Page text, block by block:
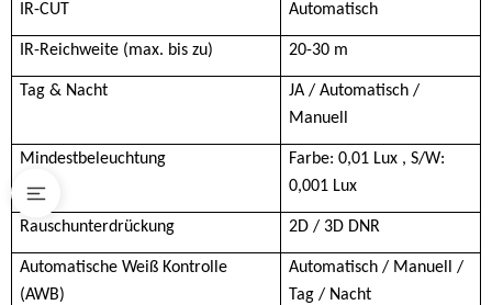
IR-CUT Automatisch
IR-Reichweite (max. bis zu) 20-30 m
Tag & Nacht
JA / Automatisch /
Manuell
Mindestbeleuchtung
Farbe: 0,01 Lux , S/W:
0,001 Lux
Rauschunterdrückung 2D / 3D DNR
Automatische Weiß Kontrolle
(AWB)
Automatisch / Manuell /
Tag / Nacht